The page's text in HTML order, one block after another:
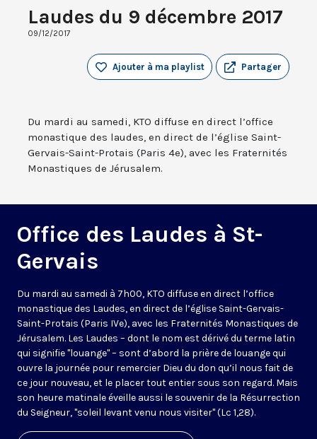
Laudes du 9 décembre 2017
09/12/2017
Partager
Ajouter à ma playlist
Du mardi au samedi, KTO diffuse en direct l’office
monastique des laudes, en direct de l’église Saint-
Gervais-Saint-Protais (Paris 4e), avec les Fraternités
Monastiques de Jérusalem.
Office des Laudes à St-
Gervais
Du mardi au samedi à 7h00, KTO diffuse en direct l’office
monastique des Laudes, en direct de l’église Saint-Gervais-
Saint-Protais (Paris IVe), avec les Fraternités Monastiques de
Jérusalem. Les Laudes – dont le nom est dérivé du terme latin
qui signifie "louange" – sont d’abord la prière de louange qui
ouvre la journée pour remercier Dieu du don qu’il nous fait de
ce jour nouveau, et le placer tout entier sous son regard. Mais
son heure matinale éveille aussi le souvenir de la Résurrection
du Seigneur, "soleil levant venu nous visiter" (Lc 1,28).